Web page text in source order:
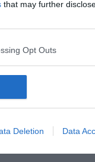
that may further
Opt Outs
Deletion Data
choses
août 2025 Par Elise
choses
24 décembre 2025 Par